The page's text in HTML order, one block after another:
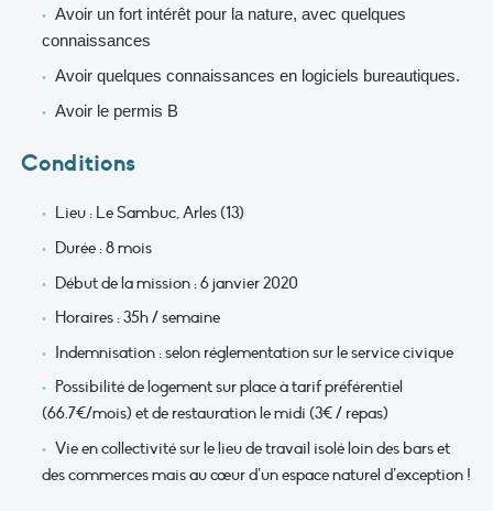
Avoir un fort intérêt pour la nature, avec quelques
connaissances
Avoir quelques connaissances en logiciels bureautiques.
Avoir le permis B
Conditions
Lieu : Le Sambuc, Arles (13)
Durée : 8 mois
Début de la mission : 6 janvier 2020
Horaires : 35h / semaine
Indemnisation : selon réglementation sur le service civique
Possibilité de logement sur place à tarif préférentiel
(66.7€/mois) et de restauration le midi (3€ / repas)
Vie en collectivité sur le lieu de travail isolé loin des bars et
des commerces mais au cœur d’un espace naturel d’exception !